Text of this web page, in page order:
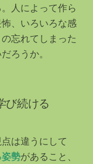
人によって作ら
、いろいろな感
忘れてしまった
ろうか。
び続ける
は違うにして
勢があること、